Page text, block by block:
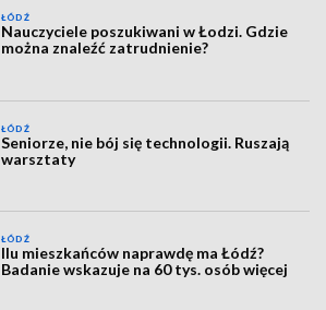
ŁÓDŹ
Nauczyciele poszukiwani w Łodzi. Gdzie
można znaleźć zatrudnienie?
ŁÓDŹ
Seniorze, nie bój się technologii. Ruszają
warsztaty
ŁÓDŹ
Ilu mieszkańców naprawdę ma Łódź?
Badanie wskazuje na 60 tys. osób więcej